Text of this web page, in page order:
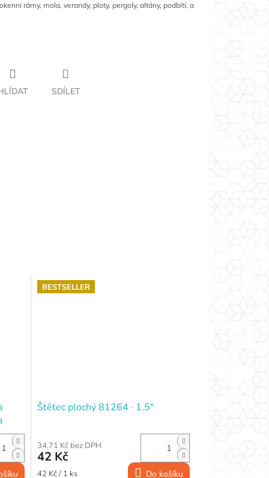
rámy, mola, verandy, ploty, pergoly, altány, podbití, a
SDÍLET
BESTSELLER
Štětec plochý 81264 · 1.5"
34,71 Kč bez DPH
42 Kč
Měrná
42 Kč / 1 ks Do košíku